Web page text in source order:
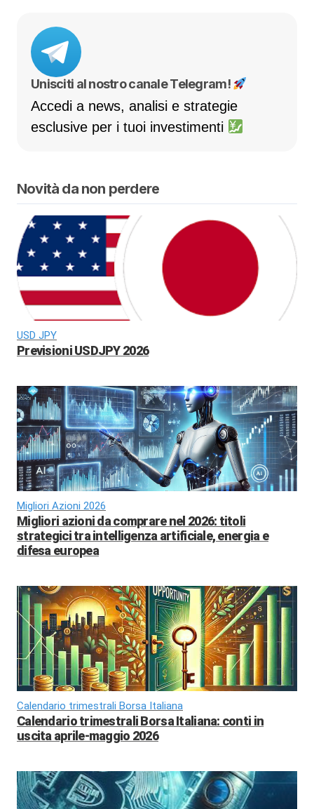
Unisciti al nostro canale Telegram!
Accedi a news, analisi e strategie
esclusive per i tuoi investimenti
Novità da non perdere
USD JPY
Previsioni USDJPY 2026
Migliori Azioni 2026
Migliori azioni da comprare nel 2026: titoli
strategici tra intelligenza artificiale, energia e
difesa europea
Calendario trimestrali Borsa Italiana
Calendario trimestrali Borsa Italiana: conti in
uscita aprile-maggio 2026